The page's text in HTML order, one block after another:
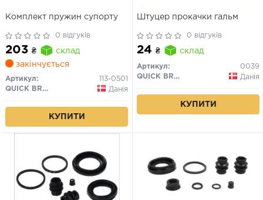
Комплект пружин супорту
0 відгуків
203 ₴
склад
закінчується
Артикул:
113-0501
QUICK BRAKE
Данія
КУПИТИ
Штуцер прокачки гальм
0 відгуків
24 ₴ склад
Артикул:
0039
QUICK BRAKE
Данія
КУПИТИ